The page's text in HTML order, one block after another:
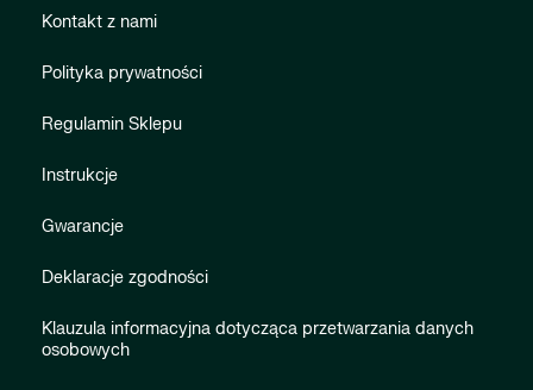
Kontakt z nami
Polityka prywatności
Regulamin Sklepu
Instrukcje
Gwarancje
Deklaracje zgodności
Klauzula informacyjna dotycząca przetwarzania danych
osobowych